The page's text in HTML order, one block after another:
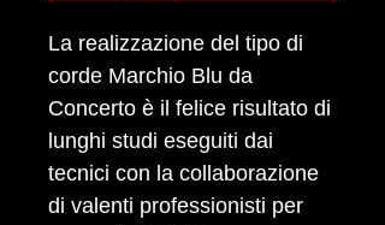
La realizzazione del tipo di
corde Marchio Blu da
Concerto è il felice risultato di
lunghi studi eseguiti dai
tecnici con la collaborazione
di valenti professionisti per